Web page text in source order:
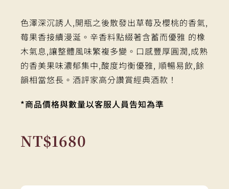
色澤深沉誘人,開瓶之後散發出草莓及櫻桃的香氣,
莓果香接續漫涎。辛香料點綴著含蓄而優雅 的橡
木氣息,讓整體風味繁複多變。口感豐厚圓潤,成熟
的香美果味濃郁集中,酸度均衡優雅, 順暢易飲,餘
韻相當悠長。酒評家高分讚賞經典酒款！
*商品價格與數量以客服人員告知為準
NT$1680